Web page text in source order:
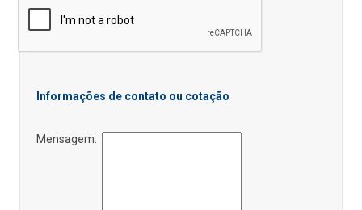
Informações de contato ou cotação
Mensagem: